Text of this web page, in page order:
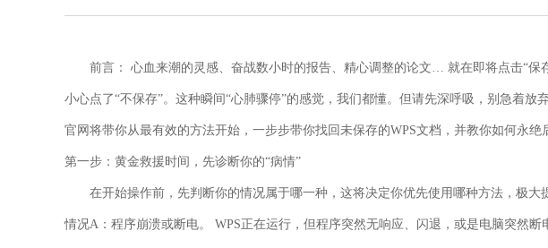
前言： 心血来潮的灵感、奋战数小时的报告、精心调整的论文… 就在即将点击“保
小心点了“不保存”。这种瞬间“心肺骤停”的感觉，我们都懂。但请先深呼吸，别急着放
官网将带你从最有效的方法开始，一步步带你找回未保存的WPS文档，并教你如何永绝
第一步：黄金救援时间，先诊断你的“病情”
在开始操作前，先判断你的情况属于哪一种，这将决定你优先使用哪种方法，极大
情况A：程序崩溃或断电。 WPS正在运行，但程序突然无响应、闪退，或是电脑突然断